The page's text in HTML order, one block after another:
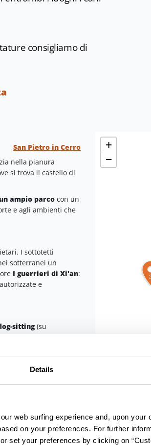
Details
web surfing experience and, upon your
on your preferences. For further
set your preferences by clicking on
consigliamo di
San Pietro in Cerro
nella pianura
si trova il castello di
un ampio parco con un
e agli ambienti che
I sottotetti
sotterranei un
I guerrieri di Xi'an:
e
sitting(su
Castell'Arquato
rinascimentale
per il pranzo il borgo
al torrente per
+
−